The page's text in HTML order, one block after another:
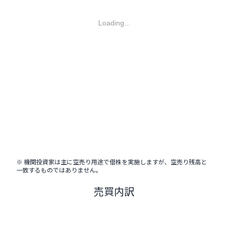
Loading...
※ 機関投資家は主に空売り用途で借株を実施しますが、空売り残高と
一致するものではありません。
売買内訳